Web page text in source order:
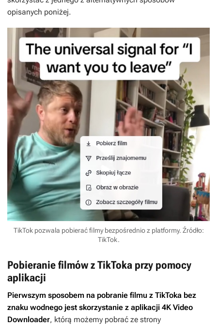
opisanych poniżej.
TikTok pozwala pobierać filmy bezpośrednio z platformy. Źródło:
TikTok.
Pobieranie filmów z TikToka przy pomocy
aplikacji
Pierwszym sposobem na pobranie filmu z TikToka bez
znaku wodnego jest skorzystanie z aplikacji 4K Video
Downloader, którą możemy pobrać ze strony